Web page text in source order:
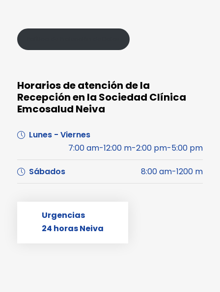
Horarios de atención de la
Recepción en la Sociedad Clínica
Emcosalud Neiva
Lunes - Viernes
7:00 am-12:00 m-2:00 pm-5:00 pm
Sábados 8:00 am-1200 m
Urgencias
24 horas Neiva